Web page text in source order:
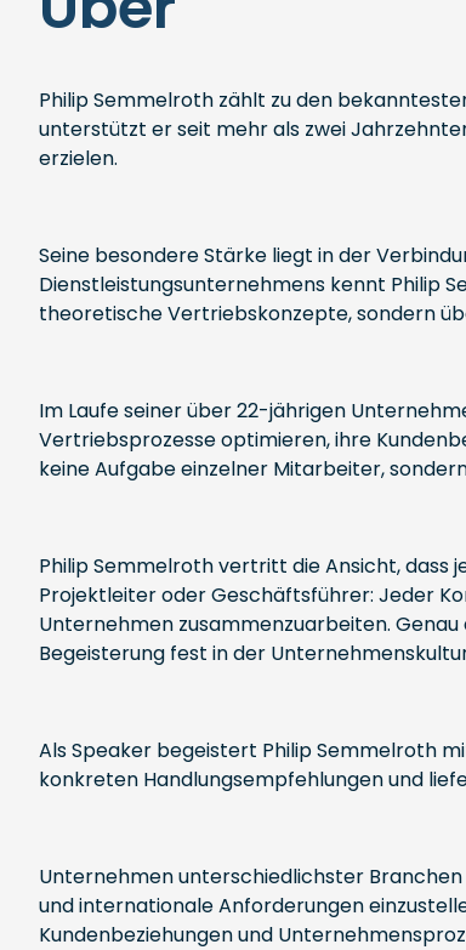
Philip Semmelroth zählt zu den
unterstützt er seit mehr als zwei
erzielen.
Seine besondere Stärke liegt in der
Dienstleistungsunternehmens kennt Philip
theoretische Vertriebskonzepte, sondern
Im Laufe seiner über 22-jährigen
Vertriebsprozesse optimieren, ihre
keine Aufgabe einzelner Mitarbeiter,
Philip Semmelroth vertritt die Ansicht, dass
Projektleiter oder Geschäftsführer: Jeder
Unternehmen zusammenzuarbeiten.
Begeisterung fest in der
Als Speaker begeistert Philip Semmelroth
konkreten Handlungsempfehlungen und
Unternehmen unterschiedlichster
und internationale Anforderungen
Kundenbeziehungen und